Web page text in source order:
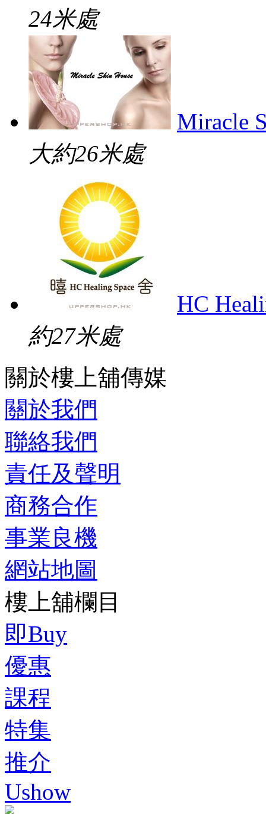
24米處
Miracle
大約26米處
HC
約27米處
關於樓上舖傳媒
關於我們
聯絡我們
責任及聲明
商務合作
事業良機
網站地圖
樓上舖欄目
即Buy
優惠
課程
特集
推介
Ushow